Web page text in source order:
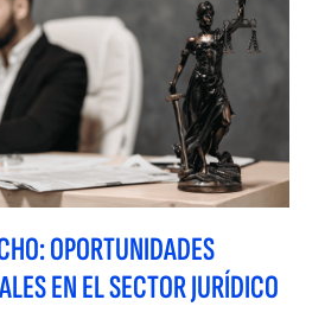
OPORTUNIDADES
EN EL SECTOR JURÍDICO